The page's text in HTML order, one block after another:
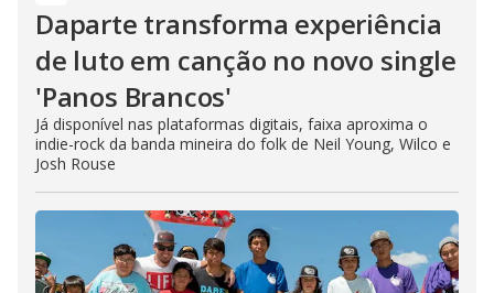
Daparte transforma experiência
de luto em canção no novo single
'Panos Brancos'
Já disponível nas plataformas digitais, faixa aproxima o
indie-rock da banda mineira do folk de Neil Young, Wilco e
Josh Rouse